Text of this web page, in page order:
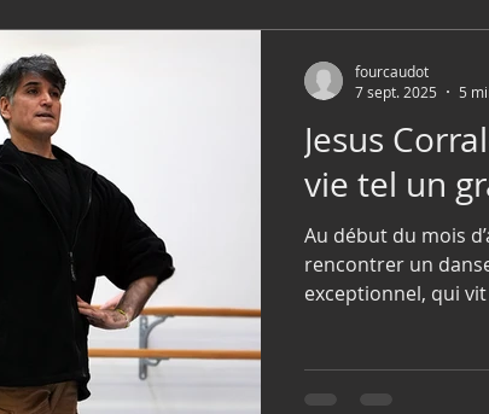
Jesus
vie tel un
Au début du mois
rencontrer un
exceptionnel, qui
fourcaudot
7 sept. 2025
5